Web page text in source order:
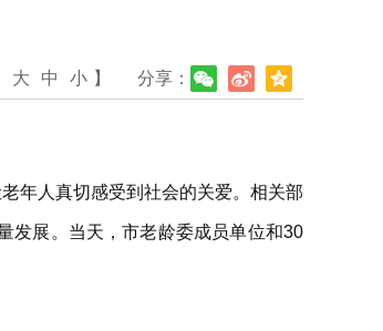
分享：
大 中 小 】
年人真切感受到社会的关爱。相关部
发展。当天，市老龄委成员单位和30